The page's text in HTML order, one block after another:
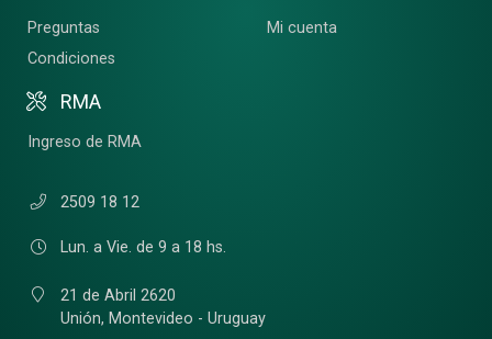
Preguntas
Condiciones
RMA
Ingreso de RMA
Mi cuenta
2509 18 12
Lun. a Vie. de 9 a 18 hs.
21 de Abril 2620
Unión, Montevideo - Uruguay